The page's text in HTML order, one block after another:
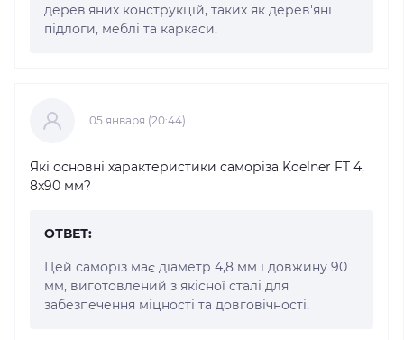
дерев'яних конструкцій, таких як дерев'яні
підлоги, меблі та каркаси.
05 января (20:44)
Які основні характеристики саморіза Koelner FT 4,
8x90 мм?
ОТВЕТ:
Цей саморіз має діаметр 4,8 мм і довжину 90
мм, виготовлений з якісної сталі для
забезпечення міцності та довговічності.